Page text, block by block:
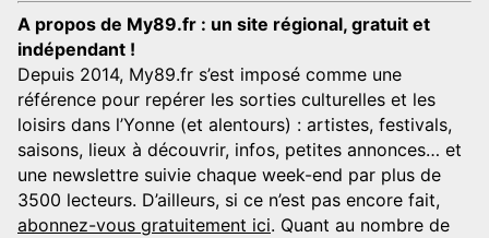
A propos de My89.fr : un site régional, gratuit et
indépendant !
Depuis 2014, My89.fr s’est imposé comme une
référence pour repérer les sorties culturelles et les
loisirs dans l’Yonne (et alentours) : artistes, festivals,
saisons, lieux à découvrir, infos, petites annonces… et
une newslettre suivie chaque week-end par plus de
3500 lecteurs. D’ailleurs, si ce n’est pas encore fait,
abonnez-vous gratuitement ici. Quant au nombre de